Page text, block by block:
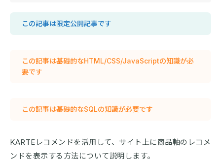
この記事は限定公開記事です
この記事は基礎的なHTML/CSS/JavaScriptの知識が必
要です
この記事は基礎的なSQLの知識が必要です
KARTEレコメンドを活用して、サイト上に商品軸のレコメ
ンドを表示する方法について説明します。